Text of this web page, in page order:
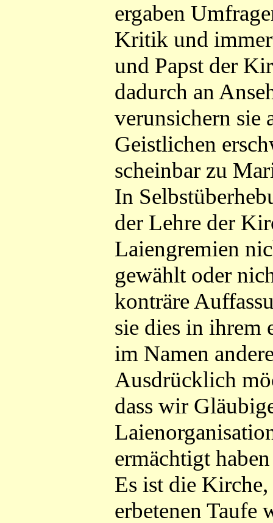
ergaben
Kritik und
und Papst der
dadurch an
verunsichern sie
Geistlichen
scheinbar zu
In
der Lehre der
Laiengremien
gewählt oder
konträre
sie dies in ihrem
im Namen
Ausdrücklich
dass wir
ermächtigt
Es ist die
erbetenen Taufe